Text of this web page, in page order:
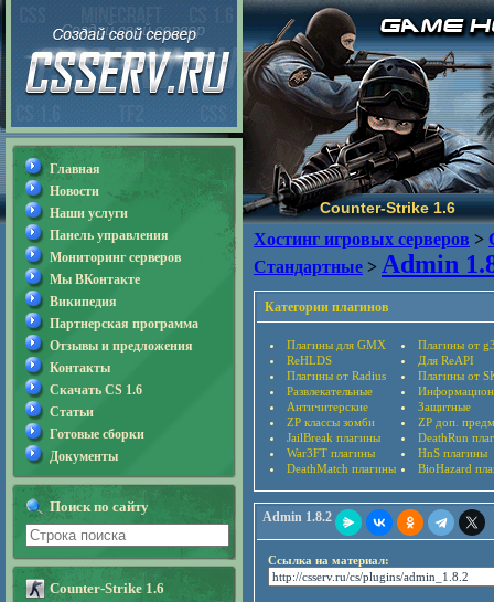
Counter-Strike 1.6
Хостинг игровых серверов >
Стандартные > Admin
Категории плагинов
Плагины для GMX
Плагины от
ReHLDS
Для ReAPI
Плагины от Radius
Плагины от
Развлекательные
Античитерские
Защитные
ZP классы зомби
ZP доп.
JailBreak плагины
DeathRun
War3FT плагины
HnS плагины
DeathMatch плагины
BioHazard
Admin 1.8.2
Ссылка на материал:
Главная
Новости
Наши услуги
Панель управления
Мониторинг серверов
Мы ВКонтакте
Википедия
Партнерская программа
Отзывы и предложения
Контакты
Скачать CS 1.6
Статьи
Готовые сборки
Документы
Поиск по сайту
Counter-Strike 1.6